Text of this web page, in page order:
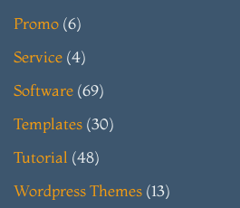
Promo (6)
Service (4)
Software (69)
Templates (30)
Tutorial (48)
Wordpress Themes (13)